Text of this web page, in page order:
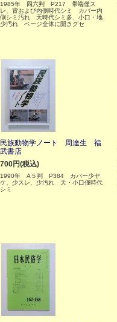
1985年 四六判 P217 帯端僅ス
レ、背および内側時代シミ カバー内
側シミ汚れ 天時代シミ多、小口・地
少汚れ ページ全体に開きグセ
民族動物学ノート 周達生 福
武書店
700円(税込)
1990年 A５判 P384 カバー少ヤ
ケ、少スレ、少汚れ 天・小口僅時代
シミ